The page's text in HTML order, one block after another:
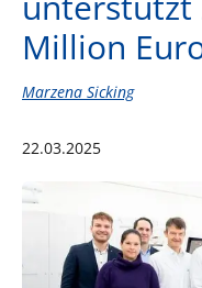
Million
Marzena Sicking
22.03.2025